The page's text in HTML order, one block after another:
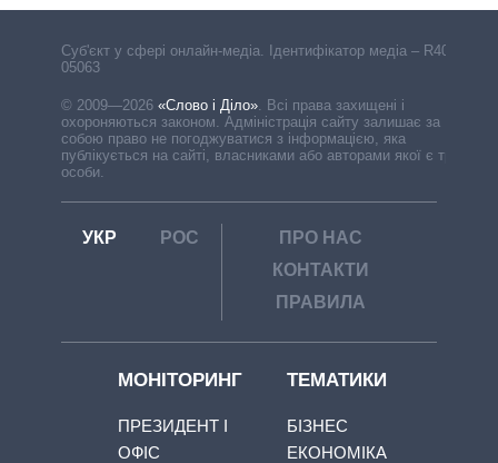
Cуб'єкт у сфері онлайн-медіа. Ідентифікатор медіа – R40-
05063
© 2009—2026 «Слово і Діло»
Всі права захищені і
охороняються законом. Адміністрація сайту залишає за
собою право не погоджуватися з інформацією, яка
публікується на сайті, власниками або авторами якої є треті
особи.
УКР РОС
ПРО НАС
КОНТАКТИ
ПРАВИЛА
МОНІТОРИНГ
ПРЕЗИДЕНТ І
ОФІС
ТЕМАТИКИ
БІЗНЕС
ЕКОНОМІКА